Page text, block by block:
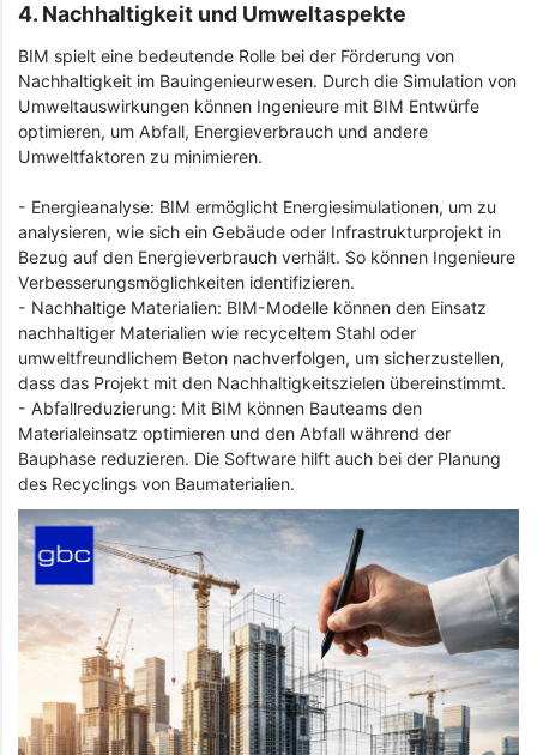
4. Nachhaltigkeit und Umweltaspekte
BIM spielt eine bedeutende Rolle bei der Förderung von
Nachhaltigkeit im Bauingenieurwesen. Durch die Simulation von
Umweltauswirkungen können Ingenieure mit BIM Entwürfe
optimieren, um Abfall, Energieverbrauch und andere
Umweltfaktoren zu minimieren.
- Energieanalyse: BIM ermöglicht Energiesimulationen, um zu
analysieren, wie sich ein Gebäude oder Infrastrukturprojekt in
Bezug auf den Energieverbrauch verhält. So können Ingenieure
Verbesserungsmöglichkeiten identifizieren.
- Nachhaltige Materialien: BIM-Modelle können den Einsatz
nachhaltiger Materialien wie recyceltem Stahl oder
umweltfreundlichem Beton nachverfolgen, um sicherzustellen,
dass das Projekt mit den Nachhaltigkeitszielen übereinstimmt.
- Abfallreduzierung: Mit BIM können Bauteams den
Materialeinsatz optimieren und den Abfall während der
Bauphase reduzieren. Die Software hilft auch bei der Planung
des Recyclings von Baumaterialien.